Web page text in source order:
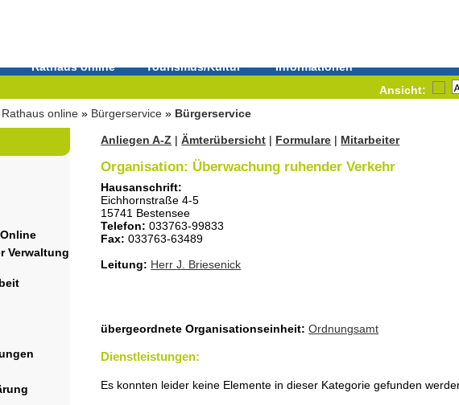
Rathaus online Tourismus/Kultur
Informationen
Ansicht:
Rathaus online » Bürgerservice » Bürgerservice
Verwaltung
Anliegen A-Z |Ämterübersicht | Formulare | Mitarbeiter
Organisation: Überwachung ruhender Verkehr
Hausanschrift:
Eichhornstraße 4-5
15741 Bestensee
Telefon: 033763-99833
Fax: 033763-63489
Leitung: HerrJ. Briesenick
übergeordnete Organisationseinheit: Ordnungsamt
Dienstleistungen:
Es konnten leider keine Elemente in dieser Kategorie gefunden